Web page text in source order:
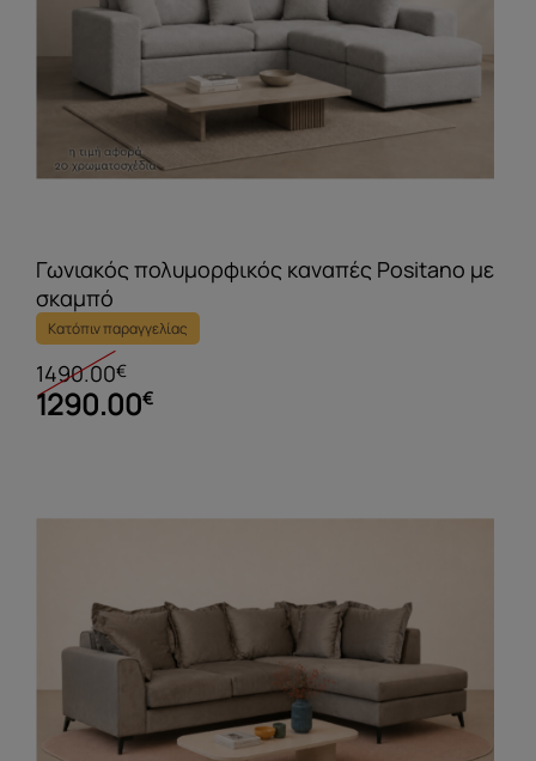
Γωνιακός πολυμορφικός καναπές Positano με
σκαμπό
Κατόπιν παραγγελίας
1490.00€
1290.00€